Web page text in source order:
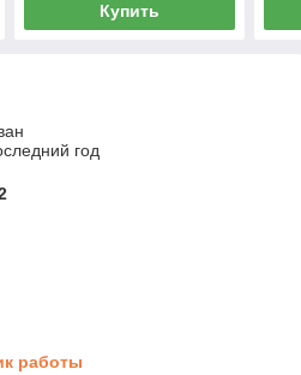
Купить
год
работы